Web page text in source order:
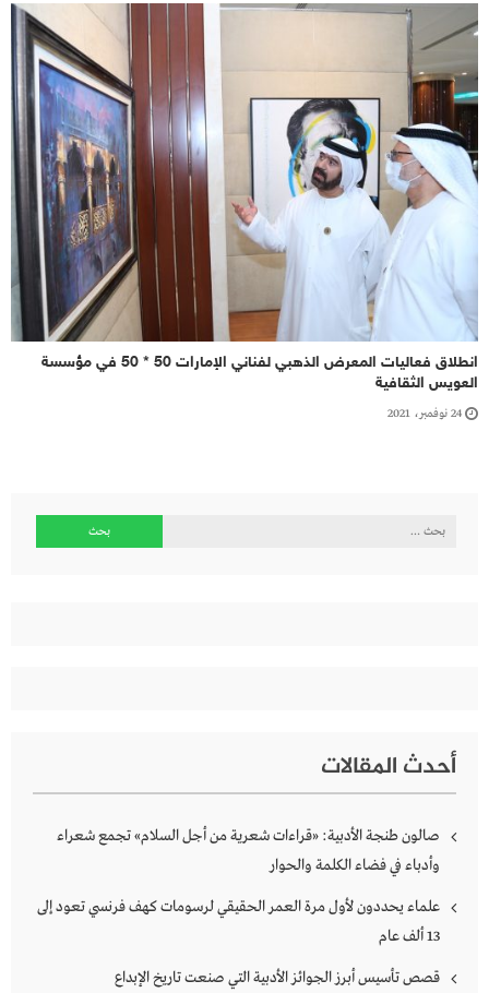
انطلاق فعاليات المعرض الذهبي لفناني الإمارات 50 * 50 في مؤسسة
العويس الثقافية
24 نوفمبر، 2021
البحث
أحدث المقالات
صالون طنجة الأدبية: «قراءات شعرية من أجل السلام» تجمع شعراء
وأدباء في فضاء الكلمة والحوار
علماء يحددون لأول مرة العمر الحقيقي لرسومات كهف فرنسي تعود إلى
13 ألف عام
قصص تأسيس أبرز الجوائز الأدبية التي صنعت تاريخ الإبداع